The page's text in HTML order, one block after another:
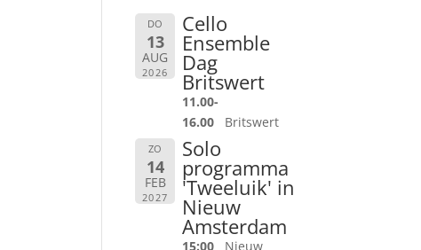
DO
13
AUG
2026
Cello
Ensemble
Dag
Britswert
11.00-
16.00
Britswert
ZO
14
FEB
2027
Solo
programma
'Tweeluik' in
Nieuw
Amsterdam
15:00
Nieuw